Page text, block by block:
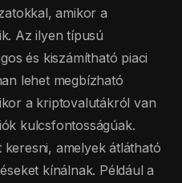
amikor a
Az ilyen típusú
és kiszámítható piaci
lehet megbízható
a kriptovalutákról van
kulcsfontosságúak.
amelyek átlátható
kínálnak. Például a